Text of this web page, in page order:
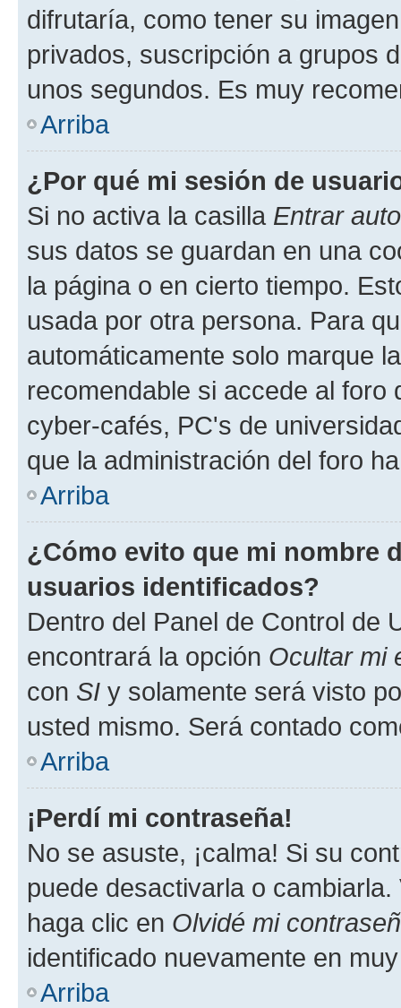
difrutaría, como tener su
privados, suscripción a grupos
unos segundos. Es muy
Arriba
¿Por qué mi sesión de
Si no activa la casilla Entrar
sus datos se guardan en una
la página o en cierto tiempo.
usada por otra persona. Para
automáticamente solo marque
recomendable si accede al foro
cyber-cafés, PC's de
que la administración del foro
Arriba
¿Cómo evito que mi nombre
usuarios identificados?
Dentro del Panel de Control de
encontrará la opción Ocultar mi
con SI y solamente será visto
usted mismo. Será contado
Arriba
¡Perdí mi contraseña!
No se asuste, ¡calma! Si su
puede desactivarla o
haga clic en Olvidé mi
identificado nuevamente en
Arriba